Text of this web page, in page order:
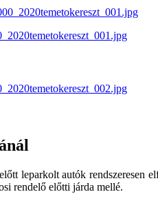
leparkolt autók rendszeresen
rendelő előtti járda mellé.